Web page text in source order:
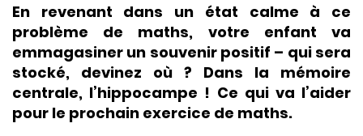
En revenant dans un état calme à ce
problème de maths, votre enfant va
emmagasiner un souvenir positif – qui sera
stocké, devinez où ? Dans la mémoire
centrale, l’hippocampe ! Ce qui va l’aider
pour le prochain exercice de maths.